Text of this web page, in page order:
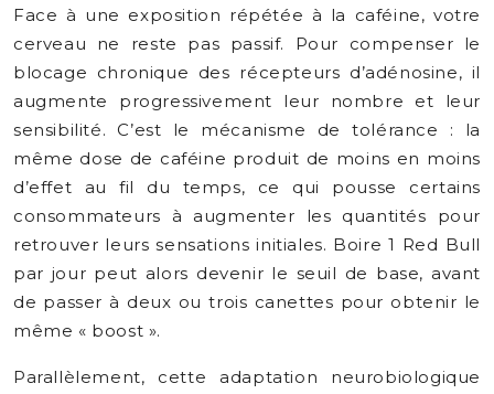
Face à une exposition répétée à la caféine, votre
cerveau ne reste pas passif. Pour compenser le
blocage chronique des récepteurs d’adénosine, il
augmente progressivement leur nombre et leur
sensibilité. C’est le mécanisme de tolérance : la
même dose de caféine produit de moins en moins
d’effet au fil du temps, ce qui pousse certains
consommateurs à augmenter les quantités pour
retrouver leurs sensations initiales. Boire 1 Red Bull
par jour peut alors devenir le seuil de base, avant
de passer à deux ou trois canettes pour obtenir le
même « boost ».
Parallèlement, cette adaptation neurobiologique